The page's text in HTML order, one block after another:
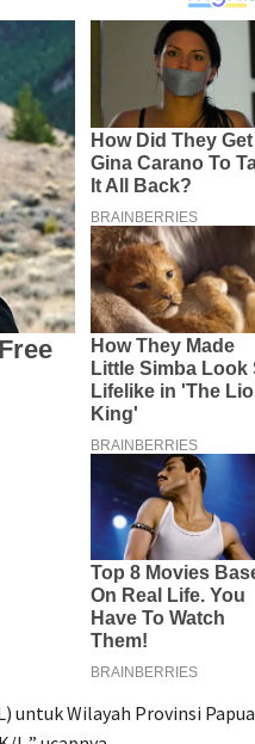
untuk Wilayah Provinsi Papua